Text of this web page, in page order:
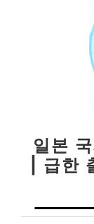
일본
| 급한